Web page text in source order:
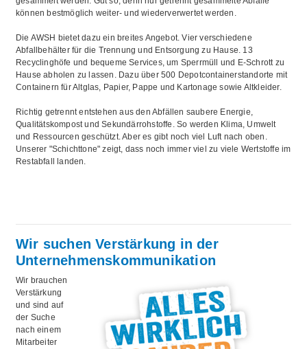
können bestmöglich weiter- und wiederverwertet werden.
Die AWSH bietet dazu ein breites Angebot. Vier verschiedene
Abfallbehälter für die Trennung und Entsorgung zu Hause. 13
Recyclinghöfe und bequeme Services, um Sperrmüll und E-Schrott zu
Hause abholen zu lassen. Dazu über 500 Depotcontainerstandorte mit
Containern für Altglas, Papier, Pappe und Kartonage sowie Altkleider.
Richtig getrennt entstehen aus den Abfällen saubere Energie,
Qualitätskompost und Sekundärrohstoffe. So werden Klima, Umwelt
und Ressourcen geschützt. Aber es gibt noch viel Luft nach oben.
Unserer "Schichttone" zeigt, dass noch immer viel zu viele Wertstoffe im
Restabfall landen.
Wir suchen Verstärkung in der
Unternehmenskommunikation
Wir brauchen
Verstärkung
und sind auf
der Suche
nach einem
Mitarbeiter